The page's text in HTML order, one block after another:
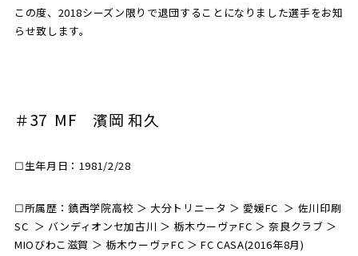
SCHOOL
GOODS
オリジナルグッズ
この度、2018シーズン限りで退団することになりました選手をお知
らせ致します。
＃37 MF 濱岡 和久
☐生年月日：1981/2/28
☐所属歴：鎮西学院高校 ＞ 大分トリニータ ＞ 愛媛FC ＞ 佐川印刷
SC ＞ バンディオンセ加古川 ＞ 栃木ウーヴァFC ＞ 奈良クラブ ＞
MIOびわこ滋賀 ＞ 栃木ウーヴァFC ＞ FC CASA(2016年8月)